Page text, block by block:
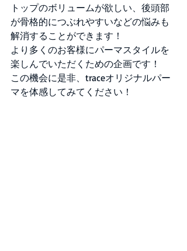
トップのボリュームが欲しい、後頭部
が骨格的につぶれやすいなどの悩みも
解消することができます！
より多くのお客様にパーマスタイルを
楽しんでいただくための企画です！
この機会に是非、traceオリジナルパー
マを体感してみてください！